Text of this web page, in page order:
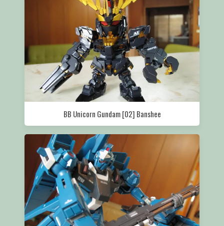
BB Unicorn Gundam [02] Banshee